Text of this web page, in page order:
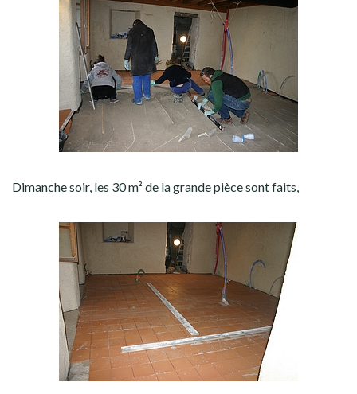
Dimanche soir, les 30 m² de la grande pièce sont faits,